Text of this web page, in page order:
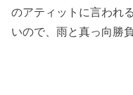
のアティットに言われ
いので、雨と真っ向勝